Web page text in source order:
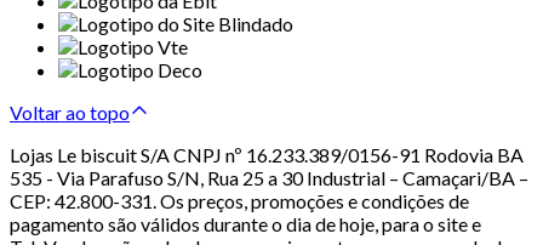
Voltar ao topo
Lojas Le biscuit S/A CNPJ nº 16.233.389/0156-91 Rodovia BA
535 - Via Parafuso S/N, Rua 25 a 30 Industrial – Camaçari/BA –
CEP: 42.800-331. Os preços, promoções e condições de
pagamento são válidos durante o dia de hoje, para o site e